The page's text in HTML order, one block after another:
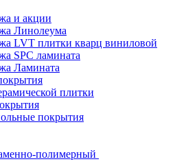
и акции
Линолеума
LVT плитки кварц виниловой
SPC ламината
Ламината
плитки
покрытия
полимерный